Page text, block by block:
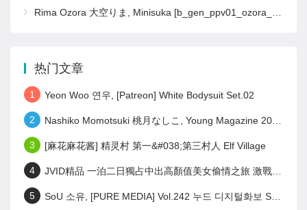
Rima Ozora 大空りま, Minisuka [b_gen_ppv01_ozora_r16]
热门文章
1 Yeon Woo 연우, [Patreon] White Bodysuit Set.02
2 Nashiko Momotsuki 桃月なしこ, Young Magazine 2023 No.28 (ヤングマガジン 2023年28号)
3 [麻花麻花酱] 精灵村 第一&#038;第三村人 Elf Village
4 JVID精品 一泊二日獨占中出高顏值美女偷情之旅 激戰泡溫泉SEX啪啪啪! Set.02
5 SoU 소유, [PURE MEDIA] Vol.242 누드 디지털화보 Set.01